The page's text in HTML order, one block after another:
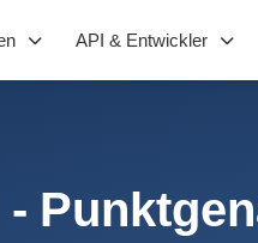
API & Entwickler